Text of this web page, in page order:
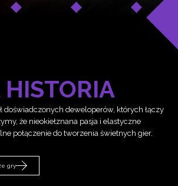
HISTORIA
doświadczonych deweloperów, których łączy
że nieokiełznana pasja i elastyczne
połączenie do tworzenia świetnych gier.
gry